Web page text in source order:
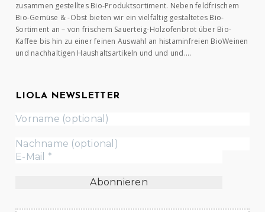
zusammen gestelltes Bio-Produktsortiment. Neben feldfrischem
Bio-Gemüse & -Obst bieten wir ein vielfältig gestaltetes Bio-
Sortiment an – von frischem Sauerteig-Holzofenbrot über Bio-
Kaffee bis hin zu einer feinen Auswahl an histaminfreien BioWeinen
und nachhaltigen Haushaltsartikeln und und und….
LIOLA NEWSLETTER